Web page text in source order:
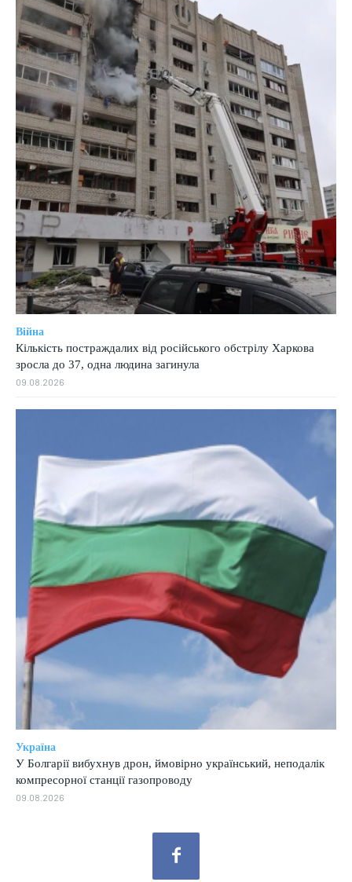
Війна
Кількість постраждалих від російського обстрілу Харкова
зросла до 37, одна людина загинула
09.08.2026
Україна
У Болгарії вибухнув дрон, ймовірно український, неподалік
компресорної станції газопроводу
09.08.2026